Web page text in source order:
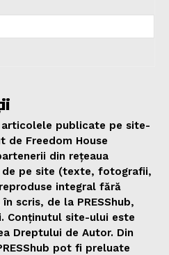
publicate pe site-
de Freedom House
din rețeaua
de pe site (texte, fotografii,
integral fără
scris, de la PRESShub,
Conținutul site-ului este
Dreptului de Autor. Din
pot fi preluate